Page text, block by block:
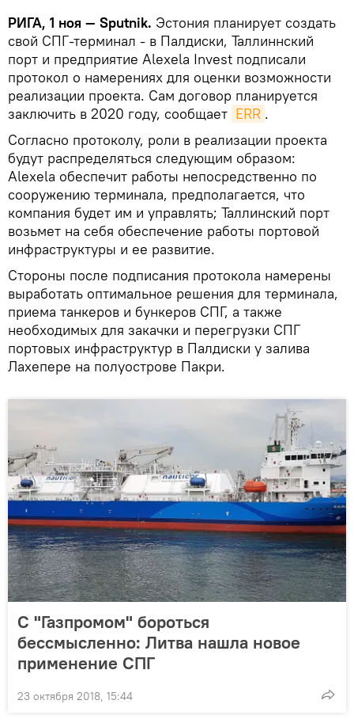
РИГА, 1 ноя — Sputnik. Эстония планирует создать
свой СПГ-терминал - в Палдиски, Таллиннский
порт и предприятие Alexela Invest подписали
протокол о намерениях для оценки возможности
реализации проекта. Сам договор планируется
заключить в 2020 году, сообщает ERR .
Согласно протоколу, роли в реализации проекта
будут распределяться следующим образом:
Alexela обеспечит работы непосредственно по
сооружению терминала, предполагается, что
компания будет им и управлять; Таллинский порт
возьмет на себя обеспечение работы портовой
инфраструктуры и ее развитие.
Стороны после подписания протокола намерены
выработать оптимальное решения для терминала,
приема танкеров и бункеров СПГ, а также
необходимых для закачки и перегрузки СПГ
портовых инфраструктур в Палдиски у залива
Лахепере на полуострове Пакри.
С "Газпромом" бороться
бессмысленно: Литва нашла новое
применение СПГ
23 октября 2018, 15:44